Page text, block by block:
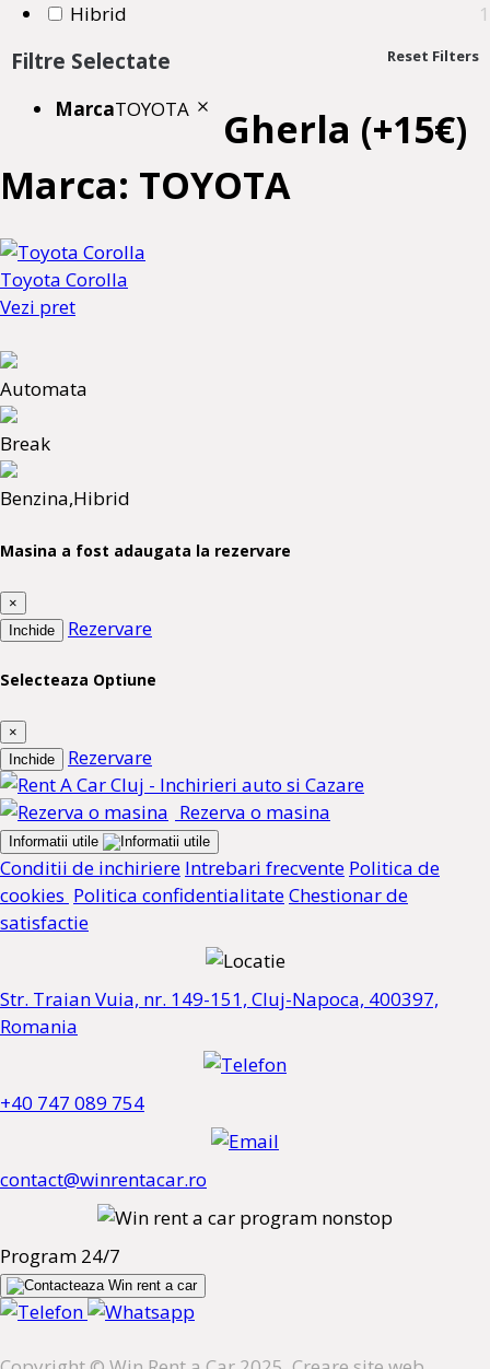
Hibrid
1
Filtre Selectate Reset Filters
MarcaTOYOTA
Gherla (+15€)
Marca: TOYOTA
Toyota Corolla
Vezi pret
Automata
Break
Benzina,Hibrid
Masina a fost adaugata la rezervare
×
Inchide
Rezervare
Selecteaza Optiune
×
Inchide
Rezervare
Rezerva o masina
Informatii utile
Conditii de inchiriere Intrebari frecvente Politica de
cookies Politica confidentialitateChestionar de
satisfactie
Str. Traian Vuia, nr. 149-151, Cluj-Napoca, 400397,
Romania
+40 747 089 754
contact@winrentacar.ro
Program 24/7